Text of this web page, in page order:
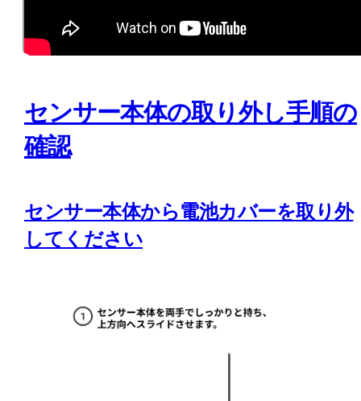
センサー本体の取り外し手順の
確認
センサー本体から電池カバーを取り外
してください